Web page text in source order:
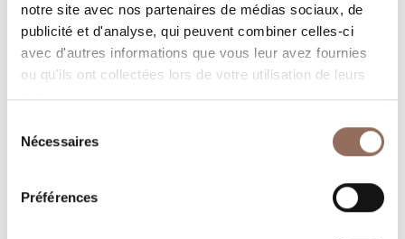
notre site avec nos partenaires de médias sociaux, de
publicité et d'analyse, qui peuvent combiner celles-ci
avec d'autres informations que vous leur avez fournies
ou qu'ils ont collectées lors de votre utilisation de leurs
services.
Nécessaires
Préférences
Programmez où dormir, où manger, quoi faire et visiter
dans chaque coin de Langhe Monferrato Roero, tout en
gardant un œil sur la météo en temps réel